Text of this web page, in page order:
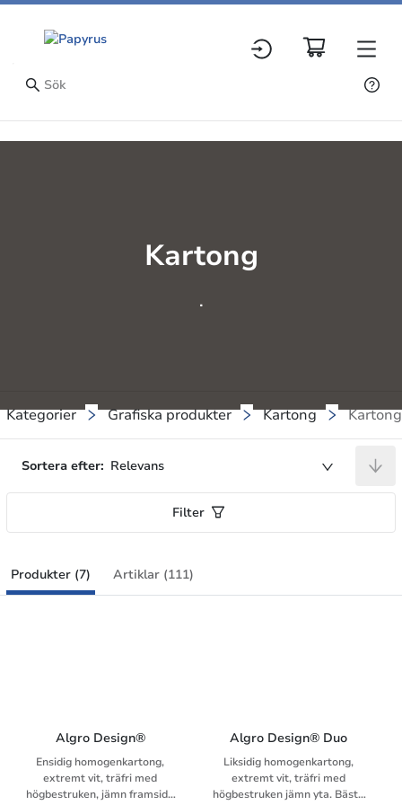
Kartong
.
Kategorier Grafiska produkter Kartong Kartong
Sortera efter: Relevans
Filter
Produkter (7) Artiklar (111)
Algro Design®
Ensidig homogenkartong,
extremt vit, träfri med
högbestruken, jämn framsida
Algro Design® Duo
Liksidig homogenkartong,
extremt vit, träfri med
högbestruken jämn yta. Bästa